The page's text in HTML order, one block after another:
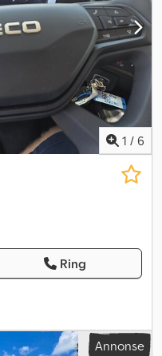
1 / 6
Ring
Annonse